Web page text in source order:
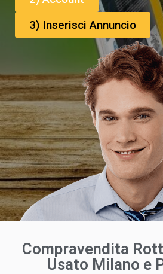
3) Inserisci Annuncio
Compravendita
Usato Milano e